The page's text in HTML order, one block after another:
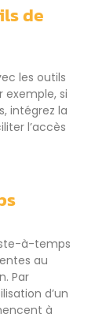
de
les outils
exemple, si
intégrez la
l’accès
à-temps
au
Par
d’un
à